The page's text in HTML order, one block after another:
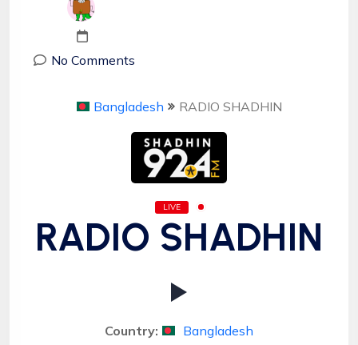
No Comments
Bangladesh RADIO SHADHIN
LIVE
RADIO SHADHIN
Country:
Bangladesh